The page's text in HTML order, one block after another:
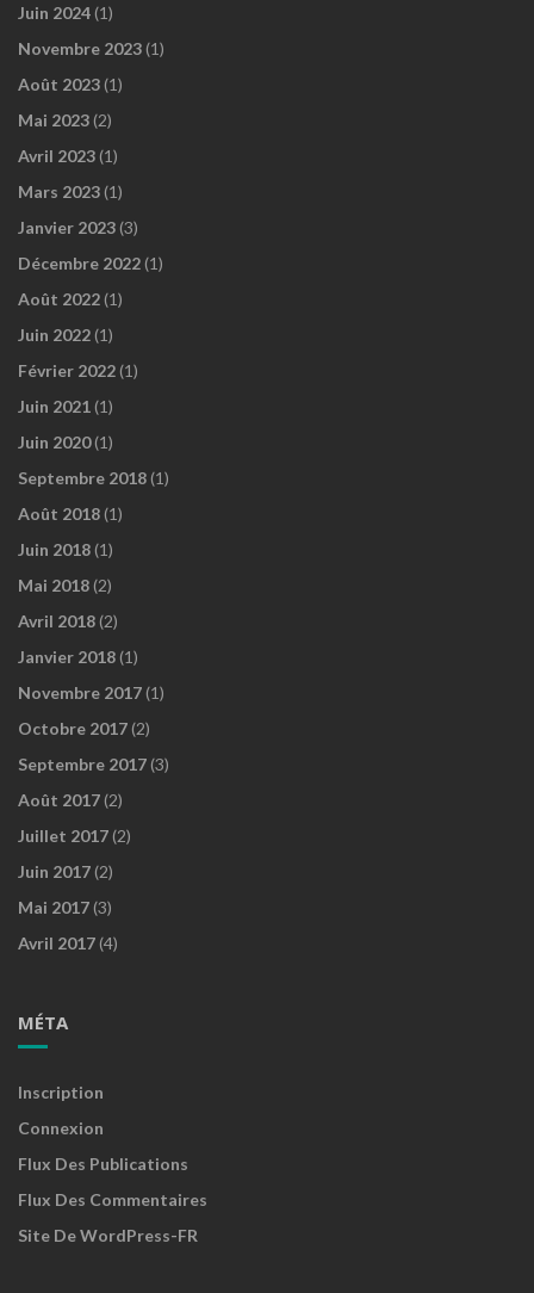
Juin 2024 (1)
Novembre 2023 (1)
Août 2023 (1)
Mai 2023 (2)
Avril 2023 (1)
Mars 2023 (1)
Janvier 2023 (3)
Décembre 2022 (1)
Août 2022 (1)
Juin 2022 (1)
Février 2022 (1)
Juin 2021 (1)
Juin 2020(1)
Septembre 2018 (1)
Août 2018 (1)
Juin 2018 (1)
Mai 2018 (2)
Avril 2018 (2)
Janvier 2018 (1)
Novembre 2017 (1)
Octobre 2017 (2)
Septembre 2017 (3)
Août 2017 (2)
Juillet 2017 (2)
Juin 2017 (2)
Mai 2017 (3)
Avril 2017 (4)
MÉTA
Inscription
Connexion
Flux Des Publications
Flux Des Commentaires
Site De WordPress-FR